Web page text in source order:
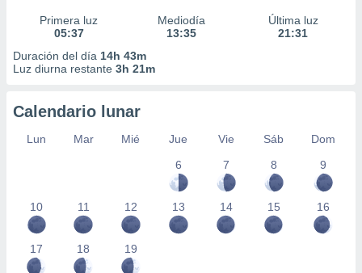
Primera luz
05:37
Mediodía
13:35
Última luz
21:31
Duración del día 14h 43m
Luz diurna restante 3h 21m
Calendario lunar
Lun Mar Mié Jue Vie Sáb
Dom
6
7 8 9
10 11 12 13 14 15 16
17 18 19